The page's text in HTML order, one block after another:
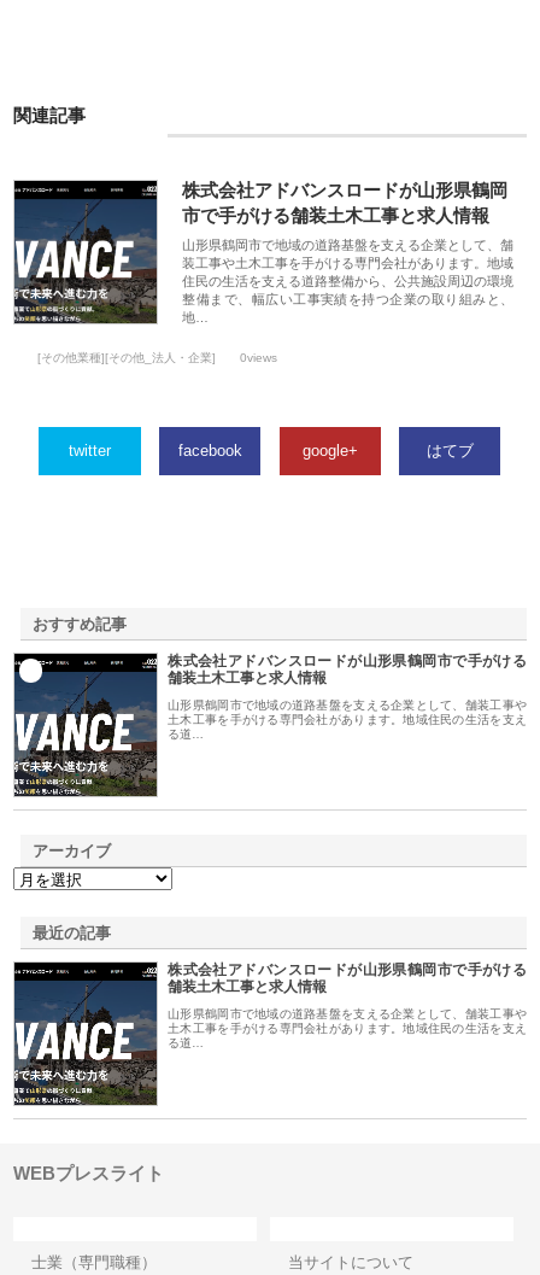
関連記事
株式会社アドバンスロードが山形県鶴岡
市で手がける舗装土木工事と求人情報
山形県鶴岡市で地域の道路基盤を支える企業として、舗
装工事や土木工事を手がける専門会社があります。地域
住民の生活を支える道路整備から、公共施設周辺の環境
整備まで、幅広い工事実績を持つ企業の取り組みと、
地…
[その他業種][その他_法人・企業] 0views
twitter facebook google+ はてブ
おすすめ記事
株式会社アドバンスロードが山形県鶴岡市で手がける
舗装土木工事と求人情報
山形県鶴岡市で地域の道路基盤を支える企業として、舗装工事や
土木工事を手がける専門会社があります。地域住民の生活を支え
る道…
アーカイブ
最近の記事
株式会社アドバンスロードが山形県鶴岡市で手がける
舗装土木工事と求人情報
山形県鶴岡市で地域の道路基盤を支える企業として、舗装工事や
土木工事を手がける専門会社があります。地域住民の生活を支え
る道…
WEBプレスライト
士業（専門職種）
当サイトについて